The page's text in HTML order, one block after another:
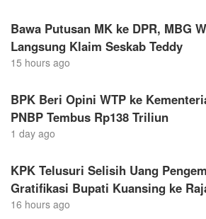
Bawa Putusan MK ke DPR, MBG
Langsung Klaim Seskab Teddy
15 hours ago
BPK Beri Opini WTP ke
PNBP Tembus Rp138 Triliun
1 day ago
KPK Telusuri Selisih Uang
Gratifikasi Bupati Kuansing ke
16 hours ago